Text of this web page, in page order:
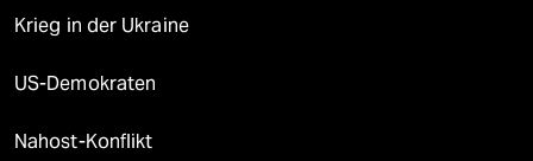
Krieg in der Ukraine
US-Demokraten
Nahost-Konflikt